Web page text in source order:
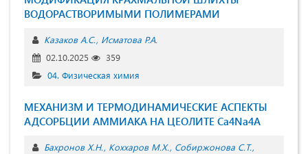
ВОДОРАСТВОРИМЫМИ ПОЛИМЕРАМИ
Казаков А.С. Исматова Р.А.
02.10.2025
359
04. Физическая химия
МЕХАНИЗМ И ТЕРМОДИНАМИЧЕСКИЕ АСПЕКТЫ
АДСОРБЦИИ АММИАКА НА ЦЕОЛИТЕ Ca4Na4A
Бахронов Х.Н. Коххаров М.Х. Собиржонова С.Т.